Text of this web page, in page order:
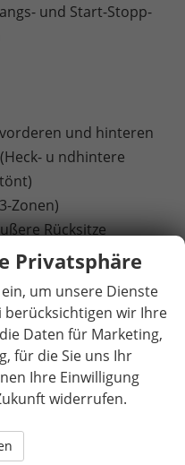
und Start-Stopp-
und hinteren
u ndhintere
Zonen)
Rücksitze
mit
mit
Effect
R 19)
Privatsphäre
um unsere Dienste
wir Ihre
Daten für Marketing,
für die Sie uns Ihr
Ihre Einwilligung
widerrufen.